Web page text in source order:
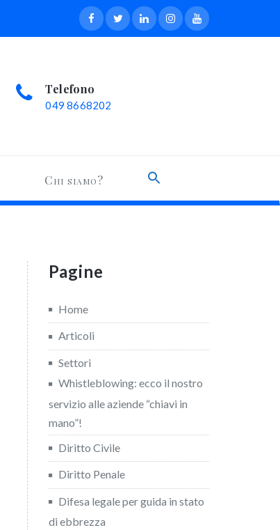
Telefono
049 8668202
Chi siamo?
Pagine
Home
Articoli
Settori
Whistleblowing: ecco il nostro
servizio alle aziende “chiavi in
mano”!
Diritto Civile
Diritto Penale
Difesa legale per guida in stato
di ebbrezza